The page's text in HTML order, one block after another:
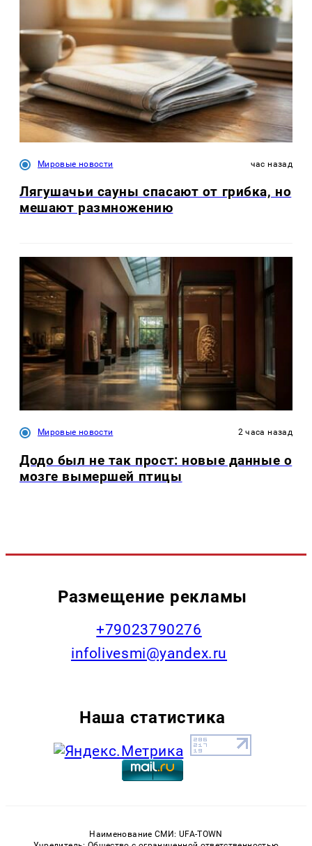
Мировые новости час назад
Лягушачьи сауны спасают от грибка, но
мешают размножению
Мировые новости 2 часа назад
Додо был не так прост: новые данные о
мозге вымершей птицы
Размещение рекламы
+79023790276
infolivesmi@yandex.ru
Наша статистика
Наименование СМИ: UFA-TOWN